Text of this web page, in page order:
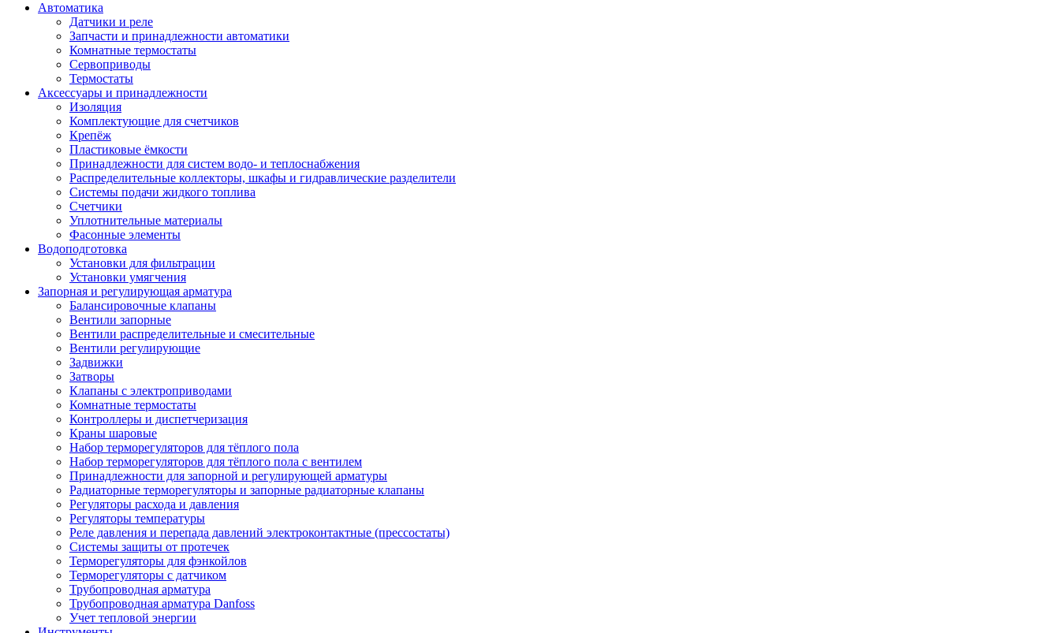
Автоматика
Датчики и реле
Запчасти и принадлежности автоматики
Комнатные термостаты
Сервоприводы
Термостаты
Аксессуары и принадлежности
Изоляция
Комплектующие для счетчиков
Крепёж
Пластиковые ёмкости
Принадлежности для систем водо- и теплоснабжения
Распределительные коллекторы, шкафы и гидравлические разделители
Системы подачи жидкого топлива
Счетчики
Уплотнительные материалы
Фасонные элементы
Водоподготовка
Установки для фильтрации
Установки умягчения
Запорная и регулирующая арматура
Балансировочные клапаны
Вентили запорные
Вентили распределительные и смесительные
Вентили регулирующие
Задвижки
Затворы
Клапаны с электроприводами
Комнатные термостаты
Контроллеры и диспетчеризация
Краны шаровые
Набор терморегуляторов для тёплого пола
Набор терморегуляторов для тёплого пола с вентилем
Принадлежности для запорной и регулирующей арматуры
Радиаторные терморегуляторы и запорные радиаторные клапаны
Регуляторы расхода и давления
Регуляторы температуры
Реле давления и перепада давлений электроконтактные (прессостаты)
Системы защиты от протечек
Терморегуляторы для фэнкойлов
Терморегуляторы с датчиком
Трубопроводная арматура
Трубопроводная арматура Danfoss
Учет тепловой энергии